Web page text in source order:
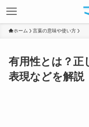
ホーム 言葉の意味や使い方
有用性とは？正
表現などを解説